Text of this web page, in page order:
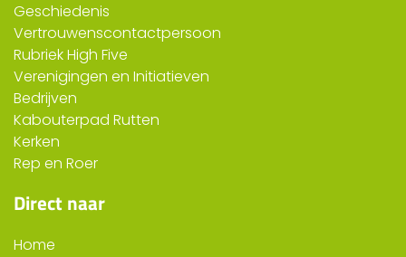
Geschiedenis
Vertrouwenscontactpersoon
Rubriek High Five
Verenigingen en Initiatieven
Bedrijven
Kabouterpad Rutten
Kerken
Rep en Roer
Direct naar
Home